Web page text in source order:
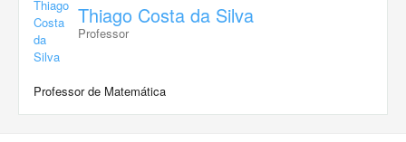
Thiago Costa da Silva
Professor
Professor de Matemática